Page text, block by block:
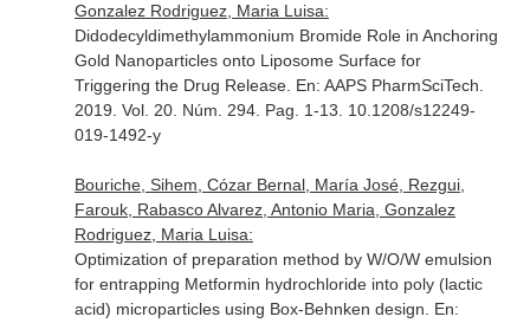
Gonzalez Rodriguez, Maria Luisa:
Didodecyldimethylammonium Bromide Role in Anchoring
Gold Nanoparticles onto Liposome Surface for
Triggering the Drug Release. En: AAPS PharmSciTech
2019. Vol. 20. Núm. 294. Pag. 1-13. 10.1208/s12249-
019-1492-y
Bouriche, Sihem, Cózar Bernal, María José, Rezgui,
Farouk, Rabasco Alvarez, Antonio Maria, Gonzalez
Rodriguez, Maria Luisa:
Optimization of preparation method by W/O/W emulsion
for entrapping Metformin hydrochloride into poly (lactic
acid) microparticles using Box-Behnken design. En: